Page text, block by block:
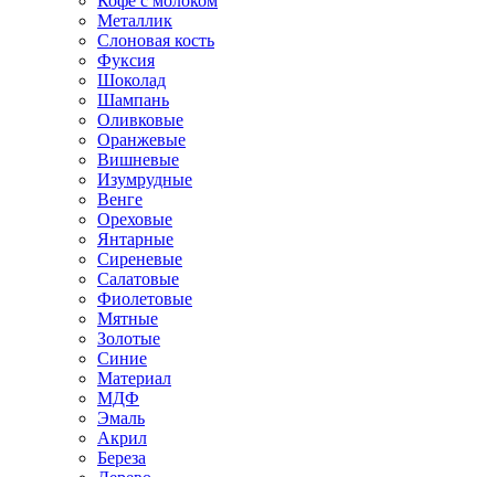
Металлик
Слоновая кость
Фуксия
Шоколад
Шампань
Оливковые
Оранжевые
Вишневые
Изумрудные
Венге
Ореховые
Янтарные
Сиреневые
Салатовые
Фиолетовые
Мятные
Золотые
Синие
Материал
МДФ
Эмаль
Акрил
Береза